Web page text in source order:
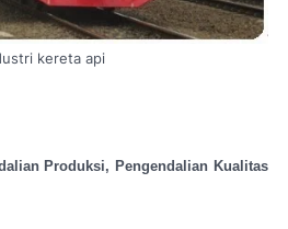
kereta api
Produksi, Pengendalian Kualitas